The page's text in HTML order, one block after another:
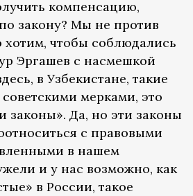
компенсацию,
закону? Мы не против
хотим, чтобы соблюдались
Эргашев с насмешкой
в Узбекистане, такие
мерками, это
законы». Да, но эти законы
с правовыми
в нашем
и у нас возможно, как
в России, такое